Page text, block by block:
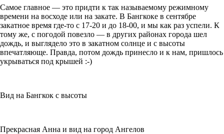
Самое главное — это придти к так называемому режимному
времени на восходе или на закате. В Бангкоке в сентябре
закатное время где-то с 17-20 и до 18-00, и мы как раз успели. К
тому же, с погодой повезло — в других районах города шел
дождь, и выглядело это в закатном солнце и с высоты
впечатляюще. Правда, потом дождь принесло и к нам, пришлось
укрываться под крышей :-)
Вид на Бангкок с высоты
Прекрасная Анна и вид на город Ангелов